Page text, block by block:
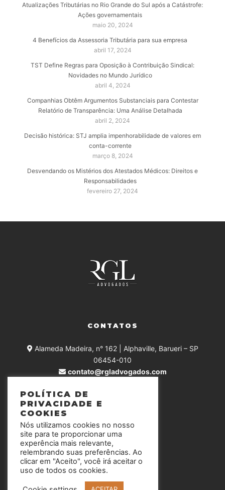
Atualizações Tributárias no Rio Grande do Sul após a Catástrofe:
Ações governamentais
maio 20, 2024
4 Benefícios da Assessoria Tributária para sua empresa
abril 17, 2024
TST Define Regras para Oposição à Contribuição Sindical:
Novidades no Mundo Jurídico
abril 4, 2024
Companhias Obtêm Argumentos Substanciais para Contestar
Relatório de Transparência: Uma Análise Detalhada
abril 2, 2024
Decisão histórica: STJ amplia impenhorabilidade de valores em
conta-corrente
março 8, 2024
Desvendando os Mistérios dos Atestados Médicos: Direitos e
Responsabilidades
fevereiro 27, 2024
CONTATOS
Alameda Madeira, n° 162 | Alphaville, Barueri – SP
06454-010
contato@rgladvogados.com
SIGA-NOS
POLÍTICA DE
PRIVACIDADE E
COOKIES
Nós utilizamos cookies no nosso
site para te proporcionar uma
experência mais relevante,
relembrando suas preferências. Ao
clicar em "Aceito", você irá aceitar o
uso de todos os cookies.